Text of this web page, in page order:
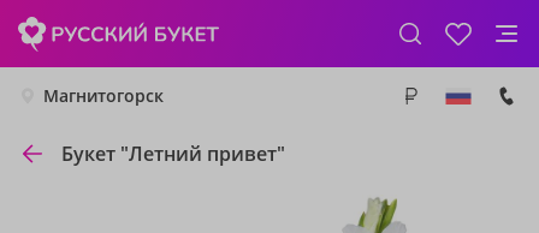
Магнитогорск
Букет "Летний привет"